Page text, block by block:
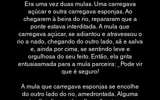
Era uma vez duas mulas. Uma carregava
açúcar e outra carregava esponjas. Ao
chegarem à beira do rio, repararam que a
ponte estava interditada. A mula que
carregava açúcar, se adiantou e atravessou o
rio a nado, chegando do outro lado, sã e salva
e, ainda por cima, se sentindo leve e
orgulhosa do seu feito. Então, ela grita
entusiasmada para a mula parceira: _Pode vir
que é seguro!
A mula que carregava esponjas se encolhe
do outro lado do rio, amedrontada. Alguma